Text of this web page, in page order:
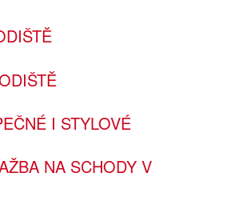
I STYLOVÉ
NA SCHODY V